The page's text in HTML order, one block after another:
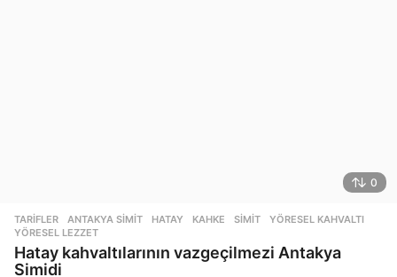
0
TARIFLER ANTAKYA SIMIT ,HATAY ,KAHKE ,SIMIT ,YÖRESEL KAHVALTI
YÖRESEL LEZZET
Hatay kahvaltılarının vazgeçilmezi Antakya
Simidi